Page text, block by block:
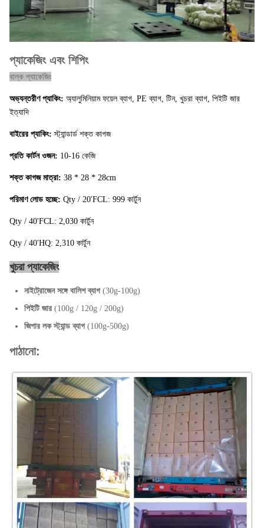
আউট
প্যাকেজ:
12 কেজি / সিটিএন, ডাবল প্রাচীর, হলুদ রঙ
মোট ওজন: 12.6KG / CTN
(M³):
0,03 = 0,38 * 0,28 * 0.28m
পরিমাণ: 20
'/ 40' /
MOQ: 1000KGS
ডেলিভারি
সময়:
30 দিনের মধ্যে (লোডিং পোর্টে: সাংহাই, চীন)
পরিশোধের
টি / টি, এল / সি, পেপ্যাল।
নমুনা: সহজলভ্য
দস্তাবেজ:
2. Phytosanitary সার্টিফিকেট
3. স্বাস্থ্য সার্টিফিকেট
4. মাইক্রোবিলোজিনাল বিশ্লেষণ সার্টিফিকেট
5. উপাদান বর্ণনা
6. বাণিজ্যিক ইনভয়েস
7. প্যাকেজিং তালিকা
8. বিলিং বিল (বি / এল)
প্যাকেজিং এবং শিপিং
বাল্ক প্যাকেজিং
অভ্যন্তরীণ প্যাকিং: অ্যালুমিনিয়াম ফয়েল ব্যাগ, PE ব্যাগ, টিন, খুচরা ব্যাগ, পিইটি জার
ইত্যাদি
বাইরের প্যাকিং: স্ট্যান্ডার্ড শক্ত কাগজ
প্রতি কার্টন ওজন: 10-16 কেজি
শক্ত কাগজ মাত্রা: 38 * 28 * 28cm
পরিমাণ লোড হচ্ছে: Qty / 20'FCL: 999 কার্টুন
Qty / 40'FCL: 2,030 কার্টুন
Qty / 40'HQ: 2,310 কার্টুন
খুচরা প্যাকেজিং
নাইট্রোজেন সঙ্গে বালিশ ব্যাগ(30g-100g)
পিইটি জার (100g / 120g / 200g)
জিপার লক স্ট্যান্ড ব্যাগ(100g-500g)
পাঠানো: